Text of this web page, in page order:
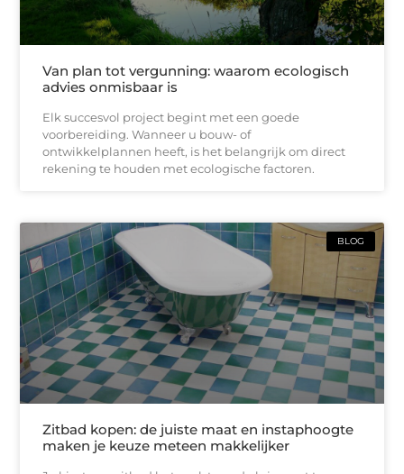
Van plan tot vergunning: waarom ecologisch
advies onmisbaar is
Elk succesvol project begint met een goede
voorbereiding. Wanneer u bouw- of
ontwikkelplannen heeft, is het belangrijk om direct
rekening te houden met ecologische factoren.
BLOG
Zitbad kopen: de juiste maat en instaphoogte
maken je keuze meteen makkelijker